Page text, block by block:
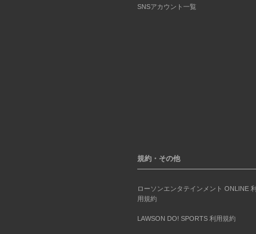
SNSアカウント一覧
規約・その他
ローソンエンタテインメント ONLINE 利
用規約
LAWSON DO! SPORTS 利用規約